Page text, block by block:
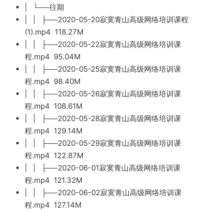
| └──往期
| | ├──2020-05-20寂寞青山高级网络培训课程
(1).mp4 118.27M
| | ├──2020-05-22寂寞青山高级网络培训课
程.mp4 95.04M
| | ├──2020-05-25寂寞青山高级网络培训课
程.mp4 98.40M
| | ├──2020-05-26寂寞青山高级网络培训课
程.mp4 108.61M
| | ├──2020-05-28寂寞青山高级网络培训课
程.mp4 129.14M
| | ├──2020-05-29寂寞青山高级网络培训课
程.mp4 122.87M
| | ├──2020-06-01寂寞青山高级网络培训课
程.mp4 121.32M
| | ├──2020-06-02寂寞青山高级网络培训课
程.mp4 127.14M